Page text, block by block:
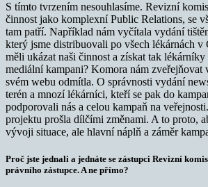
S tímto tvrzením nesouhlasíme. Revizní
činnost jako komplexní Public Relations, se
tam patří. Například nám vyčítala vydání
který jsme distribuovali po všech lékárnách v
měli ukázat naši činnost a získat tak lékárníky
mediální kampani? Komora nám zveřejňovat
svém webu odmítla. O správnosti vydání
terén a mnozí lékárníci, kteří se pak do
podporovali nás a celou kampaň na
projektu prošla dílčími změnami. A to proto,
vývoji situace, ale hlavní náplň a záměr
Proč jste jednali a jednáte se zástupci Revizní
právního zástupce. A ne přímo?